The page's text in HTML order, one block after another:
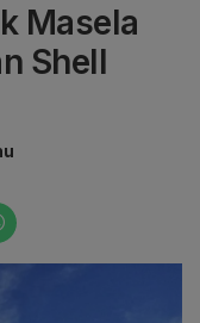
Masela
Shell